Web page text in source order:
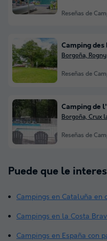
Reseñas de
Camping des
Borgoña,
Reseñas de
Camping de
Borgoña, Crux
Reseñas de
Puede que le
Campings en Cataluña en
Campings en la Costa
Campings en España con